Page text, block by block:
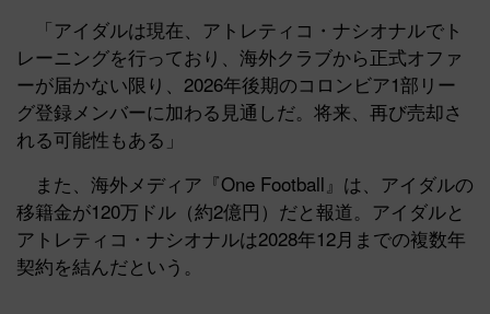
「アイダルは現在、アトレティコ・ナシオナルでト
レーニングを行っており、海外クラブから正式オファ
ーが届かない限り、2026年後期のコロンビア1部リー
グ登録メンバーに加わる見通しだ。将来、再び売却さ
れる可能性もある」
また、海外メディア『One Football』は、アイダルの
移籍金が120万ドル（約2億円）だと報道。アイダルと
アトレティコ・ナシオナルは2028年12月までの複数年
契約を結んだという。